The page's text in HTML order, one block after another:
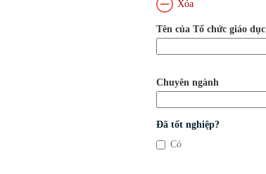
Xóa
Tên của Tổ chức giáo dục
Chuyên ngành
Đã tốt nghiệp?
Có